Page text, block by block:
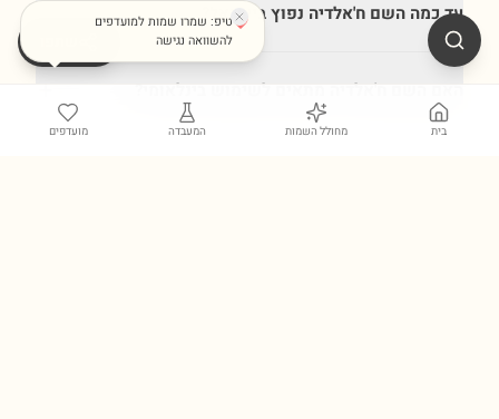
עד כמה השם ח'אלדיה נפוץ בישראל?
האם השם ח'אלדיה מתאים לשימוש בינלאומי?
בית מחולל השמות המעבדה מועדפים
טיפ: שמרו שמות למועדפים
להשוואה נגישה